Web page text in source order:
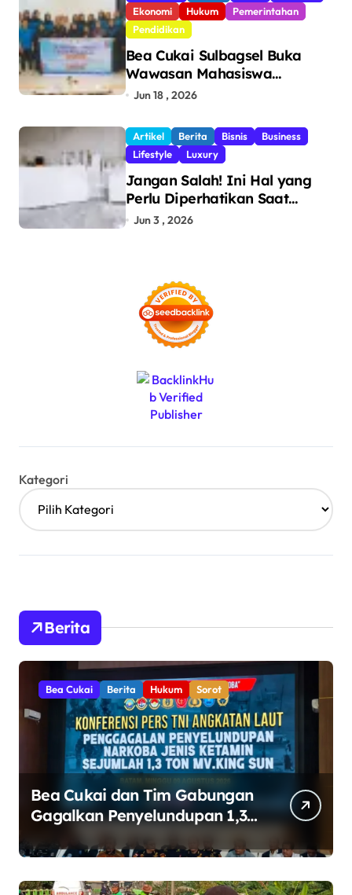
Ekonomi Hukum
Pemerintahan
Pendidikan
Bea Cukai Sulbagsel Buka
Wawasan Mahasiswa
Politeknik Bosowa tentang
dan Pencegahan Barang
Ilegal
Jun 18 , 2026
Artikel Berita Bisnis
Business
Lifestyle
Luxury
Jangan Salah! Ini Hal yang
Perlu Diperhatikan Saat
Pasang Big Slab
Jun 3 , 2026
Kategori
Berita
Bea Cukai Berita Hukum Sorot
Bea Cukai dan Tim Gabungan
Gagalkan Penyelundupan 1,3
Bintan